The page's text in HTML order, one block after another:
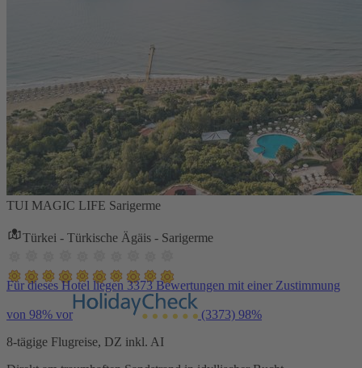
TUI MAGIC LIFE Sarigerme
Türkei - Türkische Ägäis - Sarigerme
Für dieses Hotel liegen 3373 Bewertungen mit einer Zustimmung
von 98% vor (3373) 98%
8-tägige Flugreise, DZ inkl. AI